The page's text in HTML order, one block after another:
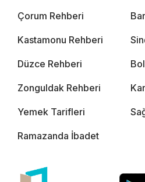
Çorum Rehberi
Kastamonu Rehberi
Düzce Rehberi
Zonguldak Rehberi
Yemek Tarifleri
Ramazanda İbadet